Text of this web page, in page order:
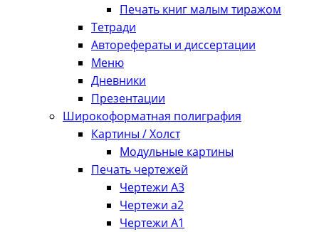
Печать книг малым тиражом
Тетради
Авторефераты и диссертации
Меню
Дневники
Презентации
Широкоформатная полиграфия
Картины / Холст
Модульные картины
Печать чертежей
Чертежи А3
Чертежи а2
Чертежи А1